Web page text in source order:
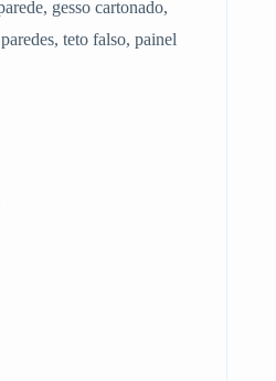
gesso cartonado,
teto falso, painel